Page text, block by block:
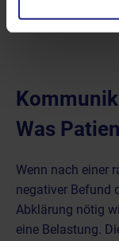
Erkrankungen
Was
Wenn nach einer
negativer Befund
Abklärung nötig
eine Belastung.